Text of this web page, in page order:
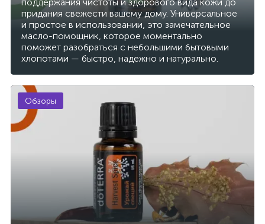
поддержания чистоты и здорового вида кожи до
придания свежести вашему дому. Универсальное
и простое в использовании, это замечательное
масло-помощник, которое моментально
поможет разобраться с небольшими бытовыми
хлопотами — быстро, надежно и натурально.
Обзоры